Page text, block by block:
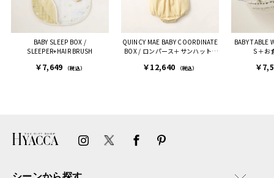
BABY SLEEP BOX /
SLEEPER+HAIR BRUSH
￥7,649 （税込）
QUINCY MAE BABY COORDINATE
BOX / ロンパース＋サンハット /
イ］
￥12,640 （税込）
BABY TABLE
Ｓ＋お
￥